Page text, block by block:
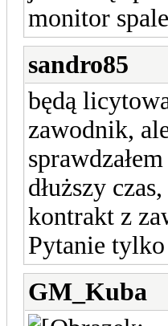
monitor
sandro85
będą
zawodnik,
dłuższy
kontrakt z
Pytanie
GM_Kuba